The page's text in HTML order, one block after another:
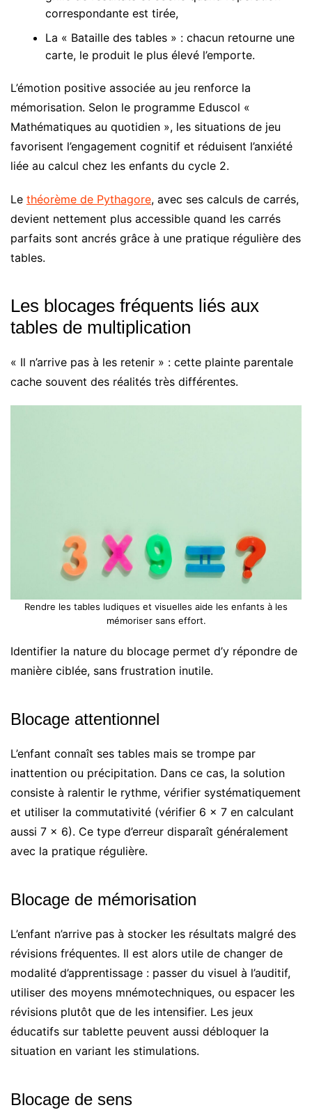
correspondante est tirée,
La « Bataille des tables » : chacun retourne une
carte, le produit le plus élevé l’emporte.
L’émotion positive associée au jeu renforce la
mémorisation. Selon le programme Eduscol «
Mathématiques au quotidien », les situations de jeu
favorisent l’engagement cognitif et réduisent l’anxiété
liée au calcul chez les enfants du cycle 2.
Le théorème de Pythagore, avec ses calculs de carrés,
devient nettement plus accessible quand les carrés
parfaits sont ancrés grâce à une pratique régulière des
tables.
Les blocages fréquents liés aux
tables de multiplication
« Il n’arrive pas à les retenir » : cette plainte parentale
cache souvent des réalités très différentes.
Rendre les tables ludiques et visuelles aide les enfants à les
mémoriser sans effort.
Identifier la nature du blocage permet d’y répondre de
manière ciblée, sans frustration inutile.
Blocage attentionnel
L’enfant connaît ses tables mais se trompe par
inattention ou précipitation. Dans ce cas, la solution
consiste à ralentir le rythme, vérifier systématiquement
et utiliser la commutativité (vérifier 6 × 7 en calculant
aussi 7 × 6). Ce type d’erreur disparaît généralement
avec la pratique régulière.
Blocage de mémorisation
L’enfant n’arrive pas à stocker les résultats malgré des
révisions fréquentes. Il est alors utile de changer de
modalité d’apprentissage : passer du visuel à l’auditif,
utiliser des moyens mnémotechniques, ou espacer les
révisions plutôt que de les intensifier. Les jeux
éducatifs sur tablette peuvent aussi débloquer la
situation en variant les stimulations.
Blocage de sens